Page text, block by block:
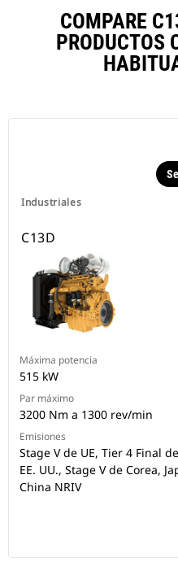
COMPARE
PRODUCTOS
Industriales
C13D
Máxima potencia
515 kW
Par máximo
3200 Nm a 1300 rev/min
Emisiones
Stage V de UE, Tier 4 Final
EE. UU., Stage V de Corea,
China NRIV